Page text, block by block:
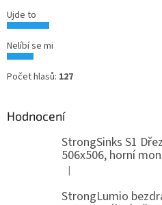
Ujde to
Nelíbí se mi
Počet hlasů: 127
Hodnocení
StrongSinks S1
506x506, horní
Hodnocení produktu je 5
|
StrongLumio